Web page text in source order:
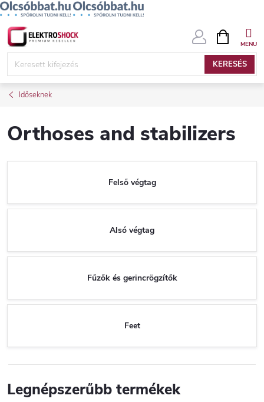
Ugrás
KERESÉS
KOSÁR
Időseknek
Orthoses and stabilizers
Felső végtag
Alsó végtag
Fűzők és gerincrögzítők
Feet
Legnépszerűbb termékek